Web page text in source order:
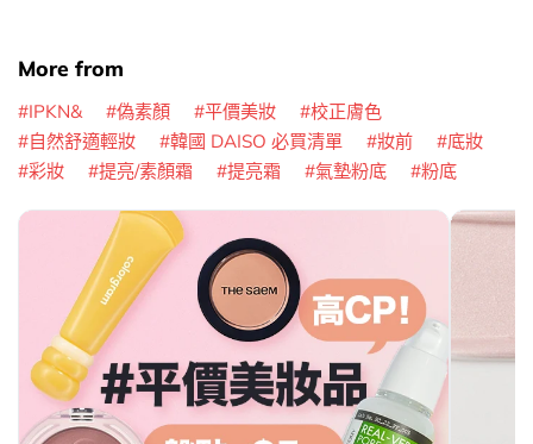
More from
IPKN& 偽素顏 平價美妝
校正膚色
自然舒適輕妝
韓國 DAISO 必買清單 妝前
底妝
彩妝
提亮/素顏霜 提亮霜 氣墊粉底 粉底